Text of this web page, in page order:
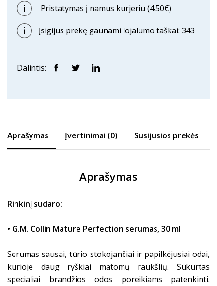
Pristatymas į namus kurjeriu (4.50€)
Įsigijus prekę gaunami lojalumo taškai: 343
Dalintis:
Aprašymas Įvertinimai (0) Susijusios prekės
Aprašymas
Rinkinį sudaro:
• G.M. Collin Mature Perfection serumas, 30 ml
Serumas sausai, tūrio stokojančiai ir papilkėjusiai odai,
kurioje daug ryškiai matomų raukšlių.
Sukurtas
specialiai brandžios odos poreikiams patenkinti.